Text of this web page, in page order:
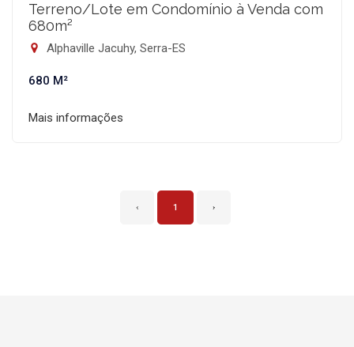
Terreno/Lote em Condomínio à Venda com
680m²
Alphaville Jacuhy, Serra-ES
680 M²
Mais informações
‹ 1 ›